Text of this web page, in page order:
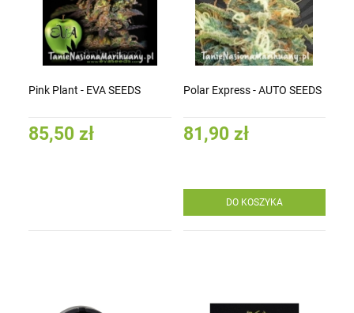
Pink Plant - EVA SEEDS
85,50 zł
Polar Express - AUTO SEEDS
81,90 zł
DO KOSZYKA